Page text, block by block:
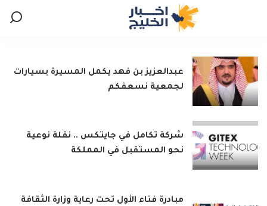
عبدالعزيز بن فهد يكمل المسيرة بسيارات
لجمعية نسعفكم
شركة تكامل في جايتكس .. نقلة نوعية
نحو المستقبل في المملكة
مبادرة فناء الأول تحت رعاية وزارة الثقافة